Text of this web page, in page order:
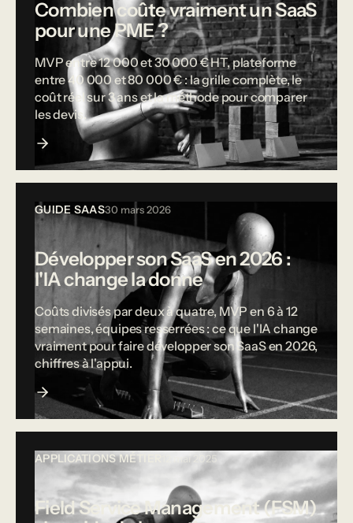
Combien coûte vraiment un SaaS
pour une PME ?
MVP entre 12 000 et 30 000 € HT, plateforme
entre 40 000 et 80 000 € : la grille complète, le
coût réel sur 3 ans et la méthode pour comparer
les devis.
GUIDE SAAS30 mars 2026
Développer son SaaS en 2026 :
l'IA change la donne
Coûts divisés par deux à quatre, MVP en 6 à 12
semaines, équipes resserrées : ce que l'IA change
vraiment pour faire développer son SaaS en 2026,
chiffres à l'appui.
APPLICATIONS MÉTIER 12 mai 2025
Field Service Management (FSM)